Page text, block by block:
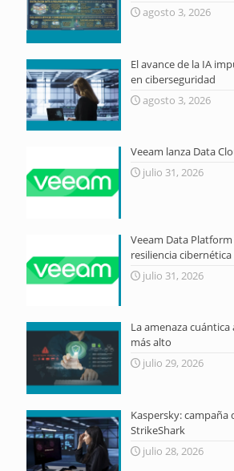
agosto 3, 2026
El avance de la IA
en ciberseguridad
agosto 3, 2026
Veeam lanza Data
julio 31, 2026
Veeam Data
resiliencia cibernética
julio 31, 2026
La amenaza cuántica
más alto
julio 29, 2026
Kaspersky: campaña
StrikeShark
julio 28, 2026